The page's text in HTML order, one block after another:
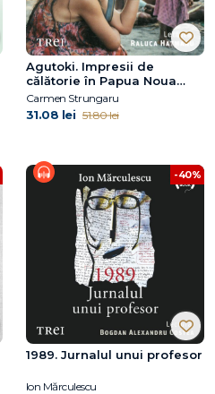
Agutoki. Impresii de
călătorie în Papua Noua
Guinee
Carmen Strungaru
31.08 lei 51.80 lei
-40%
1989. Jurnalul unui profesor
Ion Mărculescu